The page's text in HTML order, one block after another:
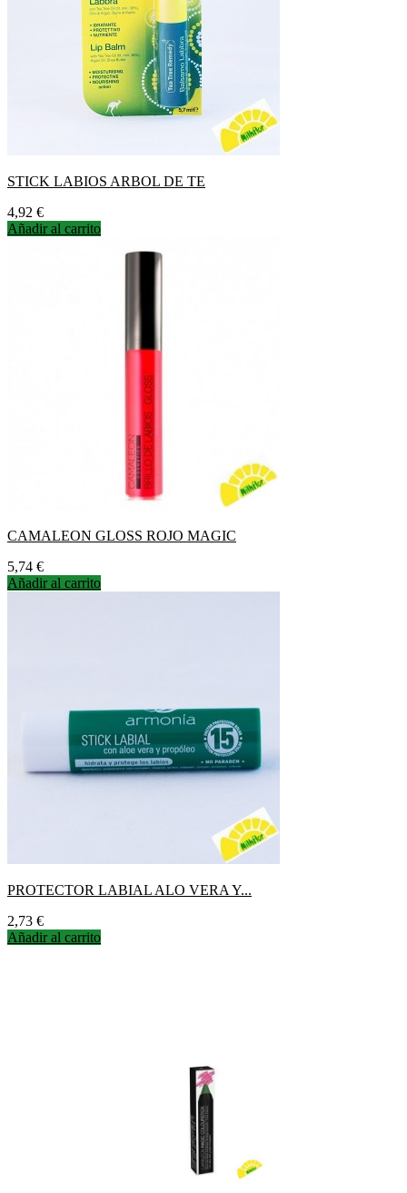
STICK LABIOS ARBOL DE TE
Precio
4,92 €
Añadir al carrito
CAMALEON GLOSS ROJO MAGIC
Precio
5,74 €
Añadir al carrito
PROTECTOR LABIAL ALO VERA Y...
Precio
2,73 €
Añadir al carrito